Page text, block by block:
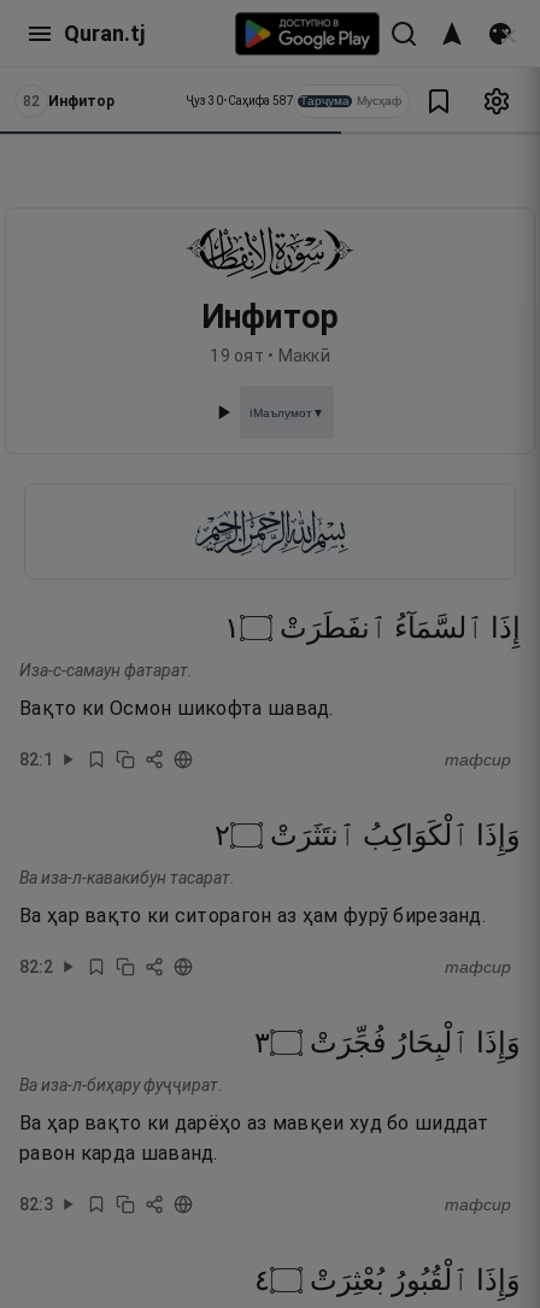
Quran.tj
82 Инфитор Ҷуз 30•Саҳифа 587 Тарҷума Мусҳаф
Инфитор
19 оят • Маккӣ
ℹ️Маълумот▼
إِذَا ٱلسَّمَآءُ ٱنفَطَرَتْ ۝١
Иза-с-самаун фатарат.
Вақто ки Осмон шикофта шавад.
82:1 тафсир
وَإِذَا ٱلْكَوَاكِبُ ٱنتَثَرَتْ ۝٢
Ва иза-л-кавакибун тасарат.
Ва ҳар вақто ки ситорагон аз ҳам фурӯ бирезанд.
82:2 тафсир
وَإِذَا ٱلْبِحَارُ فُجِّرَتْ ۝٣
Ва иза-л-биҳару фуҷҷират.
Ва ҳар вақто ки дарёҳо аз мавқеи худ бо шиддат
равон карда шаванд.
82:3 тафсир
وَإِذَا ٱلْقُبُورُ بُعْثِرَتْ ۝٤